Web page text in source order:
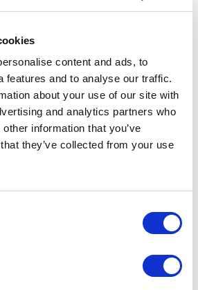
content and ads, to
features and to analyse our traffic.
about your use of our site with
and analytics partners who
information that you’ve
they’ve collected from your use